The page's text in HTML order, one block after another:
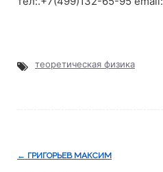
теоретическая физика
Навигация
← ГРИГОРЬЕВ МАКСИМ